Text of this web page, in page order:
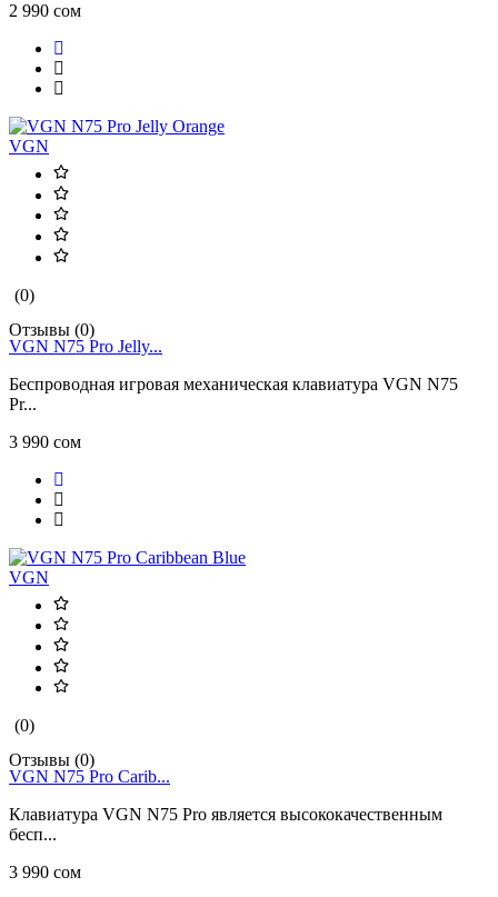
2 990 сом
VGN
(0)
Отзывы (0)
VGN N75 Pro Jelly...
Беспроводная игровая механическая клавиатура VGN N75
Pr...
3 990 сом
VGN
(0)
Отзывы (0)
VGN N75 Pro Carib...
Клавиатура VGN N75 Pro является высококачественным
бесп...
3 990 сом